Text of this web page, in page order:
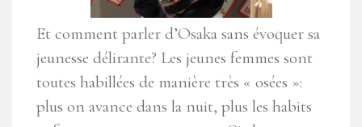
Et comment parler d’Osaka sans évoquer sa
jeunesse délirante? Les jeunes femmes sont
toutes habillées de manière très « osées »:
plus on avance dans la nuit, plus les habits